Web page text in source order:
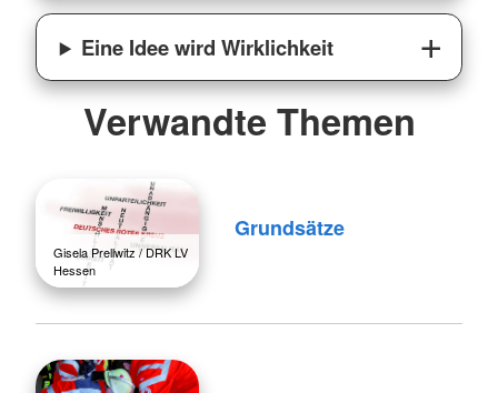
Eine Idee wird Wirklichkeit
Verwandte Themen
Gisela Prellwitz / DRK LV
Hessen
Grundsätze